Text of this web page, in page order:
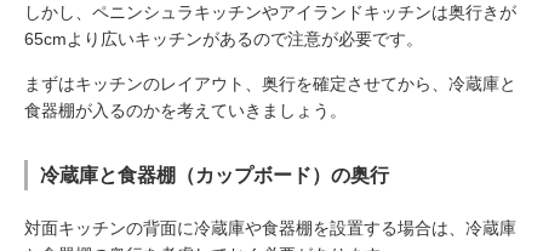
しかし、ペニンシュラキッチンやアイランドキッチンは奥行きが
65cmより広いキッチンがあるので注意が必要です。
まずはキッチンのレイアウト、奥行を確定させてから、冷蔵庫と
食器棚が入るのかを考えていきましょう。
冷蔵庫と食器棚（カップボード）の奥行
対面キッチンの背面に冷蔵庫や食器棚を設置する場合は、冷蔵庫